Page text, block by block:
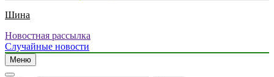
Шина
Новостная рассылка
Случайные новости
Меню